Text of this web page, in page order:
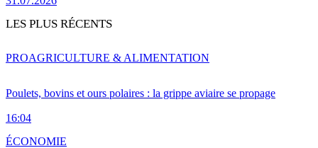
LES PLUS RÉCENTS
Poulets, bovins et ours polaires : la grippe aviaire se propage
16:04
PROAGRICULTURE & ALIMENTATION
ÉCONOMIE